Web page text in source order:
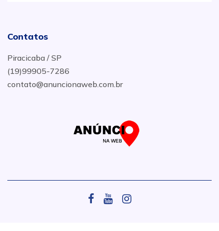
Contatos
Piracicaba / SP
(19)99905-7286
contato@anuncionaweb.com.br